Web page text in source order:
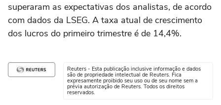
superaram as expectativas dos analistas, de acordo
com dados da LSEG. A taxa atual de crescimento
dos lucros do primeiro trimestre é de 14,4%.
Reuters - Esta publicação inclusive informação e dados
são de propriedade intelectual de Reuters. Fica
expresamente proibido seu uso ou de seu nome sem a
prévia autorização de Reuters. Todos os direitos
reservados.